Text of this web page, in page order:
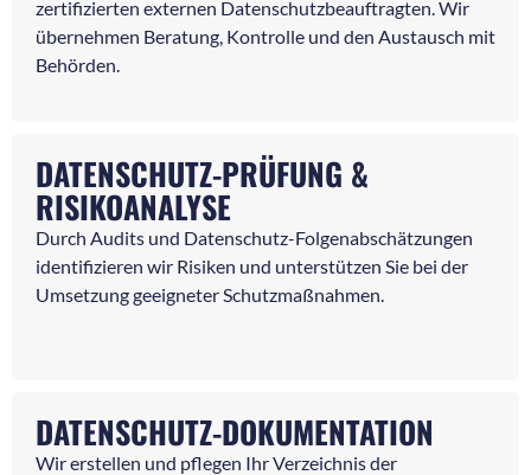
zertifizierten externen Datenschutzbeauftragten. Wir
übernehmen Beratung, Kontrolle und den Austausch mit
Behörden.
DATENSCHUTZ-PRÜFUNG &
RISIKOANALYSE
Durch Audits und Datenschutz-Folgenabschätzungen
identifizieren wir Risiken und unterstützen Sie bei der
Umsetzung geeigneter Schutzmaßnahmen.
DATENSCHUTZ-DOKUMENTATION
Wir erstellen und pflegen Ihr Verzeichnis der